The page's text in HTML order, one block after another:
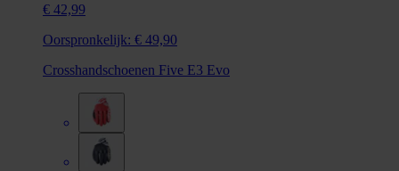
€ 42,99
Oorspronkelijk: € 49,90
Crosshandschoenen Five E3 Evo